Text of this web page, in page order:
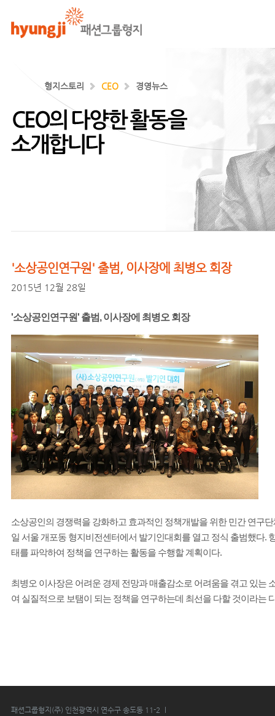
형지스토리 CEO 경영뉴스
'소상공인연구원' 출범, 이사장에 최병오 회장
2015년 12월 28일
'소상공인연구원' 출범, 이사장에 최병오 회장
소상공인의 경쟁력을 강화하고 효과적인 정책개발을 위한 민간 연구
일 서울 개포동 형지비전센터에서 발기인대회를 열고 정식 출범했다.
태를 파악하여 정책을 연구하는 활동을 수행할 계획이다.
최병오 이사장은 어려운 경제 전망과 매출감소로 어려움을 겪고 있는
여 실질적으로 보탬이 되는 정책을 연구하는데 최선을 다할 것이라는
패션그룹형지(주) 인천광역시 연수구 송도동 11-2